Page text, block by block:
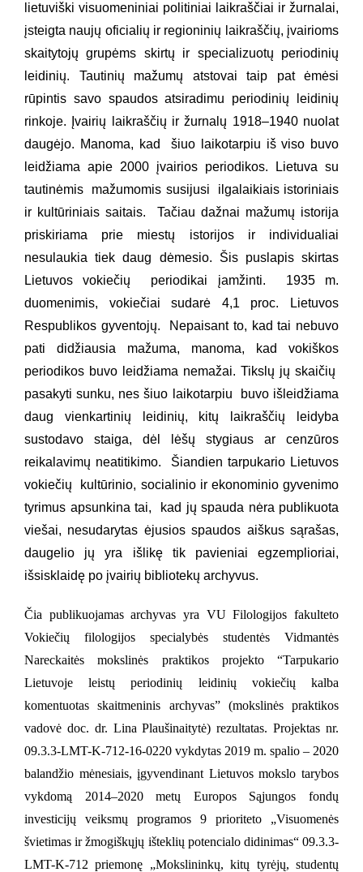
lietuviški visuomeniniai politiniai laikraščiai ir žurnalai,
įsteigta naujų oficialių ir regioninių laikraščių, įvairioms
skaitytojų grupėms skirtų ir specializuotų periodinių
leidinių. Tautinių mažumų atstovai taip pat ėmėsi
rūpintis savo spaudos atsiradimu periodinių leidinių
rinkoje. Įvairių laikraščių ir žurnalų 1918–1940 nuolat
daugėjo. Manoma, kad šiuo laikotarpiu iš viso buvo
leidžiama apie 2000 įvairios periodikos. Lietuva su
tautinėmis mažumomis susijusi ilgalaikiais istoriniais
ir kultūriniais saitais. Tačiau dažnai mažumų istorija
priskiriama prie miestų istorijos ir individualiai
nesulaukia tiek daug dėmesio. Šis puslapis skirtas
Lietuvos vokiečių periodikai įamžinti. 1935 m.
duomenimis, vokiečiai sudarė 4,1 proc. Lietuvos
Respublikos gyventojų. Nepaisant to, kad tai nebuvo
pati didžiausia mažuma, manoma, kad vokiškos
periodikos buvo leidžiama nemažai. Tikslų jų skaičių
pasakyti sunku, nes šiuo laikotarpiu buvo išleidžiama
daug vienkartinių leidinių, kitų laikraščių leidyba
sustodavo staiga, dėl lėšų stygiaus ar cenzūros
reikalavimų neatitikimo. Šiandien tarpukario Lietuvos
vokiečių kultūrinio, socialinio ir ekonominio gyvenimo
tyrimus apsunkina tai, kad jų spauda nėra publikuota
viešai, nesudarytas ėjusios spaudos aiškus sąrašas,
daugelio jų yra išlikę tik pavieniai egzemplioriai,
išsisklaidę po įvairių bibliotekų archyvus.
Čia publikuojamas archyvas yra VU Filologijos fakulteto
Vokiečių filologijos specialybės studentės Vidmantės
Nareckaitės mokslinės praktikos projekto “Tarpukario
Lietuvoje leistų periodinių leidinių vokiečių kalba
komentuotas skaitmeninis archyvas” (mokslinės praktikos
vadovė doc. dr. Lina Plaušinaitytė) rezultatas. Projektas nr.
09.3.3-LMT-K-712-16-0220 vykdytas 2019 m. spalio – 2020
balandžio mėnesiais, įgyvendinant Lietuvos mokslo tarybos
vykdomą 2014–2020 metų Europos Sąjungos fondų
investicijų veiksmų programos 9 prioriteto „Visuomenės
švietimas ir žmogiškųjų išteklių potencialo didinimas“ 09.3.3-
LMT-K-712 priemonę „Mokslininkų, kitų tyrėjų, studentų